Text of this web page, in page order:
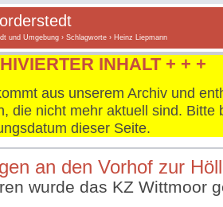
und Umgebung › Schlagworte › Heinz Liepmann
INHALT + + +
aus unserem Archiv und
die nicht mehr aktuell sind. Bitte
dieser Seite.
an den Vorhof zur
wurde das KZ Wittmoor